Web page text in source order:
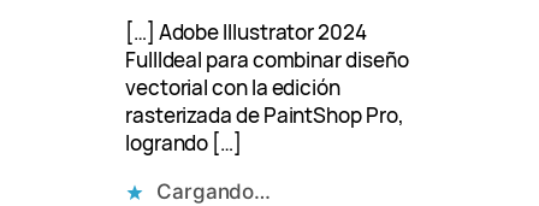
[…] Adobe Illustrator 2024
FullIdeal para combinar diseño
vectorial con la edición
rasterizada de PaintShop Pro,
logrando […]
Cargando…